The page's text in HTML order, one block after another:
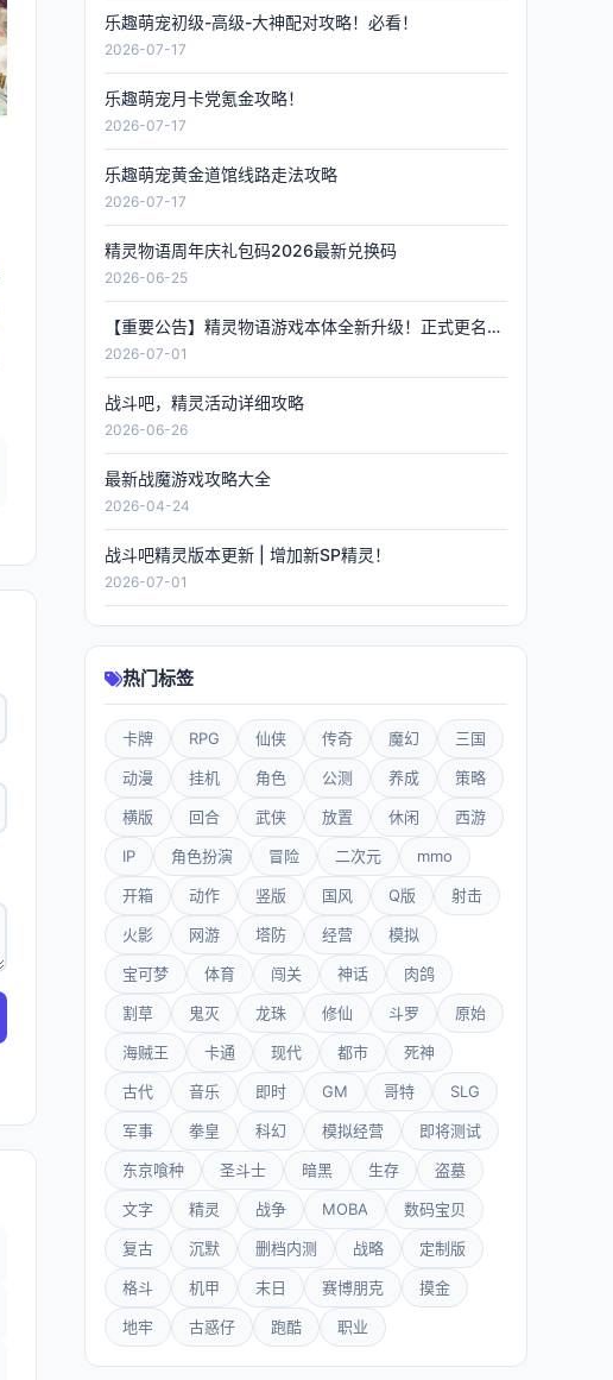
乐趣萌宠初级-高级-大神配对攻略！必看！
2026-07-17
乐趣萌宠月卡党氪金攻略！
2026-07-17
乐趣萌宠黄金道馆线路走法攻略
2026-07-17
精灵物语周年庆礼包码2026最新兑换码
2026-06-25
【重要公告】精灵物语游戏本体全新升级！正式更名《精灵联萌》，数据全程保留！
2026-07-01
战斗吧，精灵活动详细攻略
2026-06-26
最新战魔游戏攻略大全
2026-04-24
战斗吧精灵版本更新 | 增加新SP精灵！
2026-07-01
热门标签
卡牌 RPG 仙侠 传奇 魔幻 三国
动漫 挂机 角色 公测 养成 策略
横版 回合 武侠 放置 休闲 西游
IP 角色扮演 冒险 二次元 mmo
开箱 动作 竖版 国风 Q版 射击
火影 网游 塔防 经营 模拟
宝可梦 体育 闯关 神话 肉鸽
割草 鬼灭 龙珠 修仙 斗罗 原始
海贼王 卡通 现代 都市 死神
古代 音乐 即时 GM 哥特 SLG
军事 拳皇 科幻 模拟经营 即将测试
东京喰种 圣斗士 暗黑 生存 盗墓
文字 精灵 战争 MOBA 数码宝贝
复古 沉默 删档内测 战略 定制版
格斗 机甲 末日 赛博朋克 摸金
地牢 古惑仔 跑酷 职业